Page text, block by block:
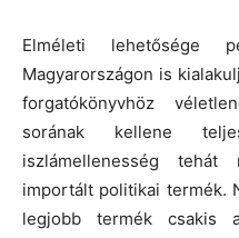
Elméleti lehetősége
Magyarországon is
forgatókönyvhöz
sorának kellene
iszlámellenesség
importált politikai termék.
legjobb termék csakis